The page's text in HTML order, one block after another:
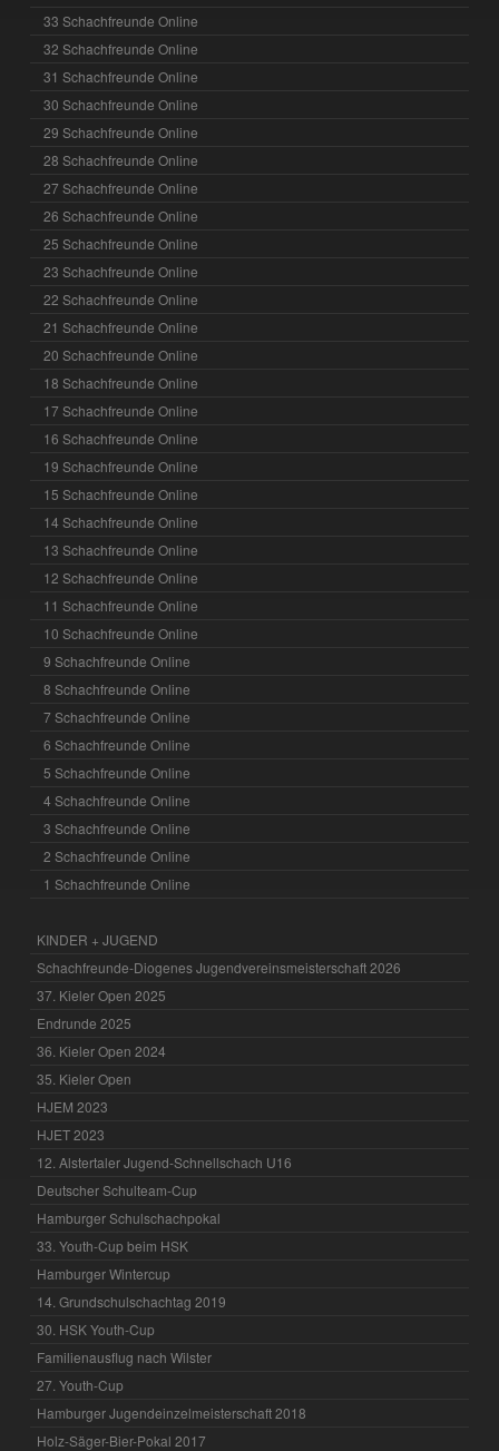
33 Schachfreunde Online
32 Schachfreunde Online
31 Schachfreunde Online
30 Schachfreunde Online
29 Schachfreunde Online
28 Schachfreunde Online
27 Schachfreunde Online
26 Schachfreunde Online
25 Schachfreunde Online
23 Schachfreunde Online
22 Schachfreunde Online
21 Schachfreunde Online
20 Schachfreunde Online
18 Schachfreunde Online
17 Schachfreunde Online
16 Schachfreunde Online
19 Schachfreunde Online
15 Schachfreunde Online
14 Schachfreunde Online
13 Schachfreunde Online
12 Schachfreunde Online
11 Schachfreunde Online
10 Schachfreunde Online
9 Schachfreunde Online
8 Schachfreunde Online
7 Schachfreunde Online
6 Schachfreunde Online
5 Schachfreunde Online
4 Schachfreunde Online
3 Schachfreunde Online
2 Schachfreunde Online
1 Schachfreunde Online
KINDER + JUGEND
Schachfreunde-Diogenes Jugendvereinsmeisterschaft 2026
37. Kieler Open 2025
Endrunde 2025
36. Kieler Open 2024
35. Kieler Open
HJEM 2023
HJET 2023
12. Alstertaler Jugend-Schnellschach U16
Deutscher Schulteam-Cup
Hamburger Schulschachpokal
33. Youth-Cup beim HSK
Hamburger Wintercup
14. Grundschulschachtag 2019
30. HSK Youth-Cup
Familienausflug nach Wilster
27. Youth-Cup
Hamburger Jugendeinzelmeisterschaft 2018
Holz-Säger-Bier-Pokal 2017